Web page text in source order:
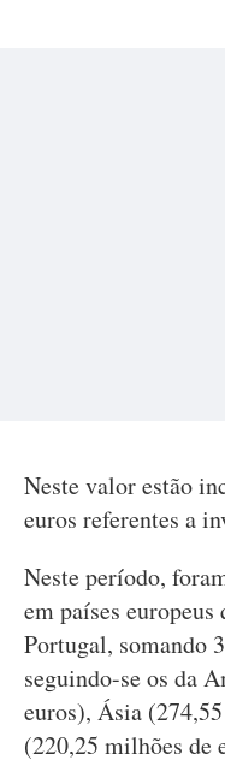
Neste valor estão
euros referentes a
Neste período,
em países
Portugal, somando
seguindo-se os da
euros), Ásia
(220,25 milhões de